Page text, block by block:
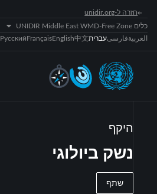
חזרה ל-unidir.org
כלים UNIDIR Middle East WMD-Free Zone
العربيةفارسیעברית中文
English
Français
Русский
היקף
נשק ביולוגי
שתף